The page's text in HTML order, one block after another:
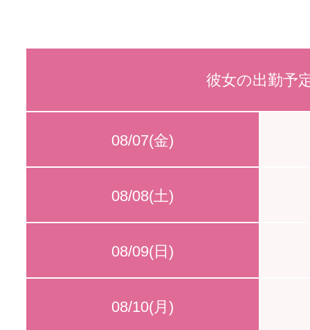
彼女の出勤予
08/07(金)
08/08(土)
08/09(日)
08/10(月)